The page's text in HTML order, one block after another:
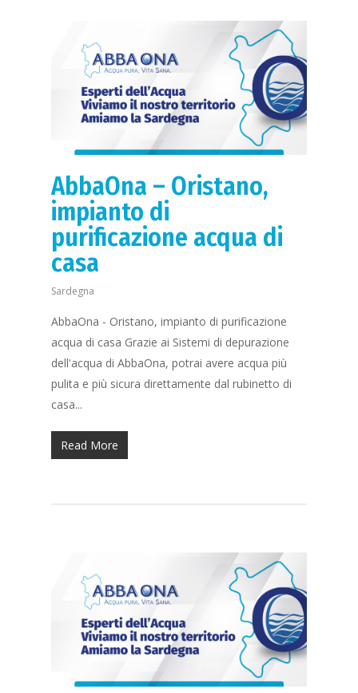
AbbaOna – Oristano,
impianto di
purificazione acqua di
casa
Sardegna
AbbaOna - Oristano, impianto di purificazione
acqua di casa Grazie ai Sistemi di depurazione
dell'acqua di AbbaOna, potrai avere acqua più
pulita e più sicura direttamente dal rubinetto di
casa...
Read More
Richiedi Maggiori
informazioni
2450483
Perchè purificare
Addolcitori
News
Contatti
Richiedi